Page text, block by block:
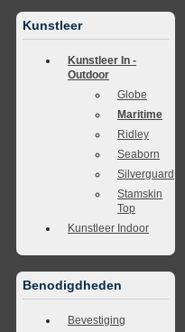
Kunstleer
Kunstleer In -
Outdoor
Globe
Maritime
Ridley
Seaborn
Silverguard
Stamskin
Top
Kunstleer Indoor
Benodigdheden
Bevestiging